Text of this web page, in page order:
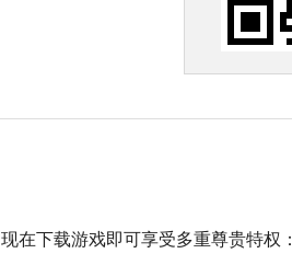
现在下载游戏即可享受多重尊贵特权：